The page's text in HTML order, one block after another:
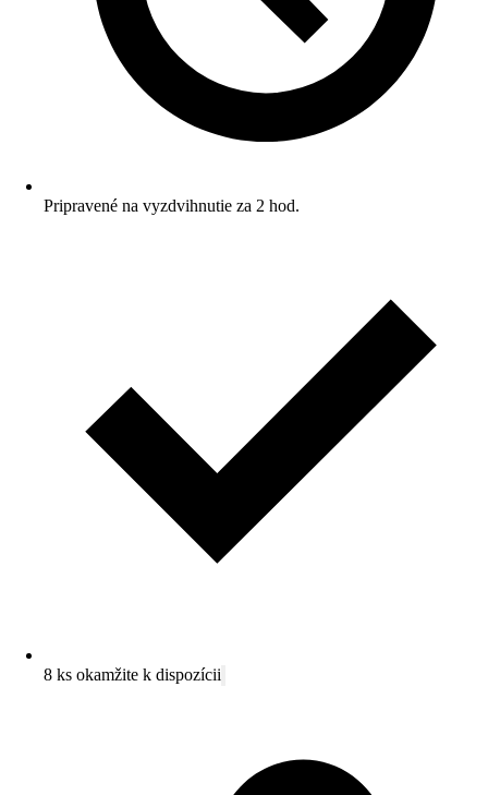
Pripravené na vyzdvihnutie za 2 hod.
8 ks okamžite k dispozícii